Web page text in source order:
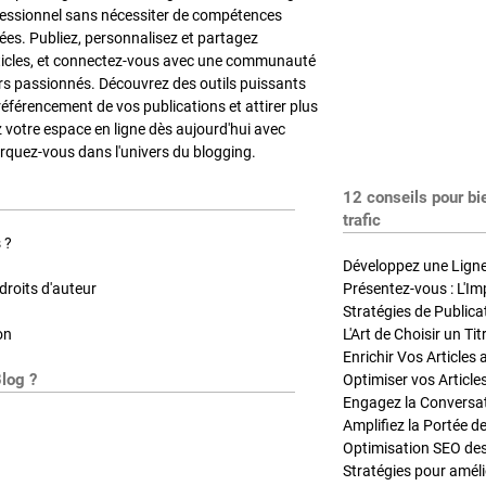
sans nécessiter de compétences
Publiez, personnalisez et partagez
et connectez-vous avec une communauté
passionnés. Découvrez des outils puissants
de vos publications et attirer plus
votre espace en ligne dès aujourd'hui avec
vous dans l'univers du blogging.
?
d'auteur
?
12 conseils pour
trafic
Développez une
Présentez-vous :
L'Art de Choisir un
Optimiser vos
Engagez la
Amplifiez la Portée